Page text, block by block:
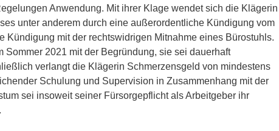
Anwendung. Mit ihrer Klage wendet sich die Klägerin
unter anderem durch eine außerordentliche Kündigung vom
Kündigung mit der rechtswidrigen Mitnahme eines Bürostuhls.
2021 mit der Begründung, sie sei dauerhaft
verlangt die Klägerin Schmerzensgeld von mindestens
Schulung und Supervision in Zusammenhang mit der
sei insoweit seiner Fürsorgepflicht als Arbeitgeber ihr